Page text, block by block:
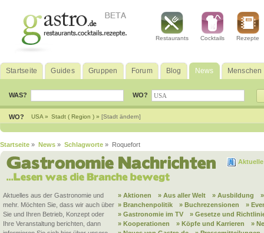
Restaurants Cocktails Rezepte
Startseite Guides Gruppen Forum Blog News Menschen
WAS? WO?
WO? USA » Stadt ( Region ) » [Stadt ändern]
Startseite » News » Schlagworte » Roquefort
Aktuelles aus der Gastronomie und
mehr. Möchten Sie, dass wir auch über
Sie und Ihren Betrieb, Konzept oder
Ihre Veranstaltung berichten, dann
» Aktionen » Aus aller Welt » Ausbildung
» Branchenpolitik
» Buchrezensionen
»
» Gastronomie im TV
» Gesetze und
» Kooperationen
» Köpfe und Karrieren
»